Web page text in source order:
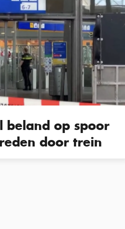
beland op spoor
door trein